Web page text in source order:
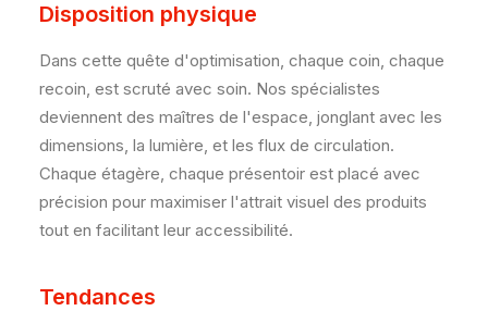
Disposition physique
Dans cette quête d'optimisation, chaque coin, chaque
recoin, est scruté avec soin. Nos spécialistes
deviennent des maîtres de l'espace, jonglant avec les
dimensions, la lumière, et les flux de circulation.
Chaque étagère, chaque présentoir est placé avec
précision pour maximiser l'attrait visuel des produits
tout en facilitant leur accessibilité.
Tendances